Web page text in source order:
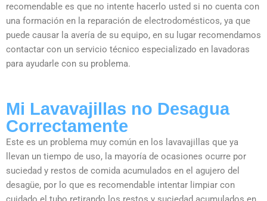
recomendable es que no intente hacerlo usted si no cuenta con
una formación en la reparación de electrodomésticos, ya que
puede causar la avería de su equipo, en su lugar recomendamos
contactar con un servicio técnico especializado en lavadoras
para ayudarle con su problema.
Mi Lavavajillas no Desagua
Correctamente
Este es un problema muy común en los lavavajillas que ya
llevan un tiempo de uso, la mayoría de ocasiones ocurre por
suciedad y restos de comida acumulados en el agujero del
desagüe, por lo que es recomendable intentar limpiar con